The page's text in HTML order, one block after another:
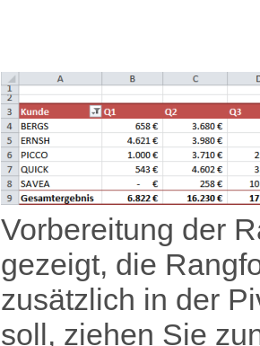
Vorbereitung der
gezeigt, die
zusätzlich in der
soll, ziehen Sie